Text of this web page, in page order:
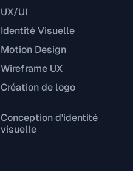
UX/UI
Identité Visuelle
Motion Design
Wireframe UX
Création de logo
Conception d'identité
visuelle